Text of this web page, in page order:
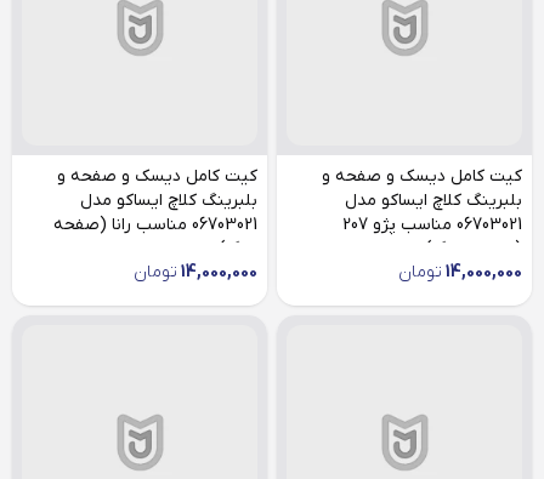
کیت کامل دیسک و صفحه و
بلبرینگ کلاچ ایساکو مدل
06703021 مناسب پژو 207
(صفحه بزرگ)
14,000,000 تومان
کیت کامل دیسک و صفحه و
بلبرینگ کلاچ ایساکو مدل
06703021 مناسب رانا (صفحه
بزرگ)
14,000,000 تومان